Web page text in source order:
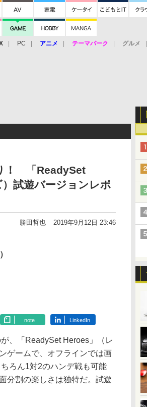
PC アニメ テーマパーク グルメ
！ 「ReadySet
試遊バージョンレポ
勝田哲也 2019年9月12日 23:46
note LinkedIn
、「ReadySet Heroes」（レ
ゲームで、オフラインでは画
ろん1対2のハンデ戦も可能
分割の楽しさは独特だ。試遊